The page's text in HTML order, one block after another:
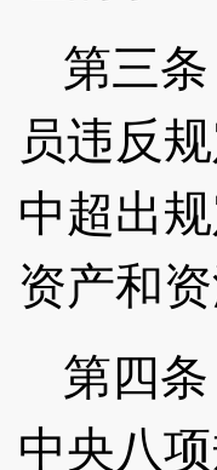
第三条
员违反
中超出
资产和
第四条
中央八